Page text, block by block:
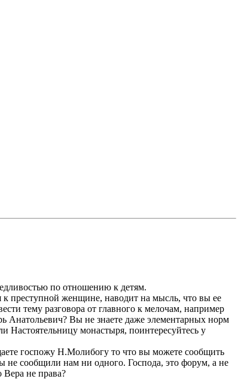
по отношению к детям.
преступной женщине, наводит на мысль, что вы ее
тему разговора от главного к мелочам, например
Анатольевич? Вы не знаете даже элементарных норм
Настоятельницу монастыря, поинтересуйтесь у
госпожу Н.Молибогу то что вы можете сообщить
не сообщили нам ни одного. Господа, это форум, а не
Вера не права?